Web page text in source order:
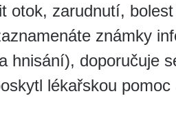
otok, zarudnutí,
známky
hnisání), doporučuje
lékařskou pomoc